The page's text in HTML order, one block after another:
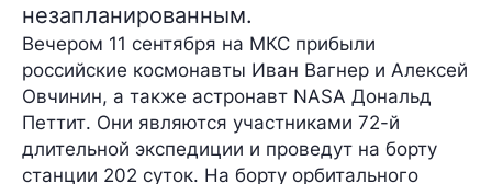
незапланированным.
Вечером 11 сентября на МКС прибыли
российские космонавты Иван Вагнер и Алексей
Овчинин, а также астронавт NASA Дональд
Петтит. Они являются участниками 72-й
длительной экспедиции и проведут на борту
станции 202 суток. На борту орбитального